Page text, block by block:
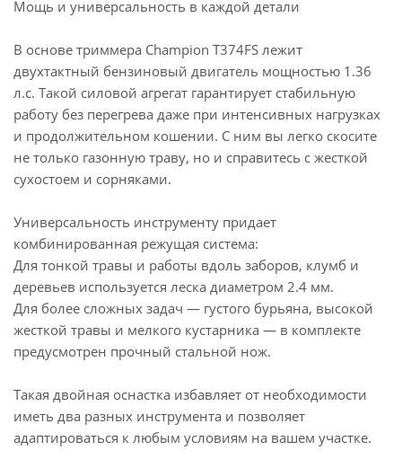
Мощь и универсальность в каждой детали
В основе триммера Champion Т374FS лежит
двухтактный бензиновый двигатель мощностью 1.36
л.с. Такой силовой агрегат гарантирует стабильную
работу без перегрева даже при интенсивных нагрузках
и продолжительном кошении. С ним вы легко скосите
не только газонную траву, но и справитесь с жесткой
сухостоем и сорняками.
Универсальность инструменту придает
комбинированная режущая система:
Для тонкой травы и работы вдоль заборов, клумб и
деревьев используется леска диаметром 2.4 мм.
Для более сложных задач — густого бурьяна, высокой
жесткой травы и мелкого кустарника — в комплекте
предусмотрен прочный стальной нож.
Такая двойная оснастка избавляет от необходимости
иметь два разных инструмента и позволяет
адаптироваться к любым условиям на вашем участке.